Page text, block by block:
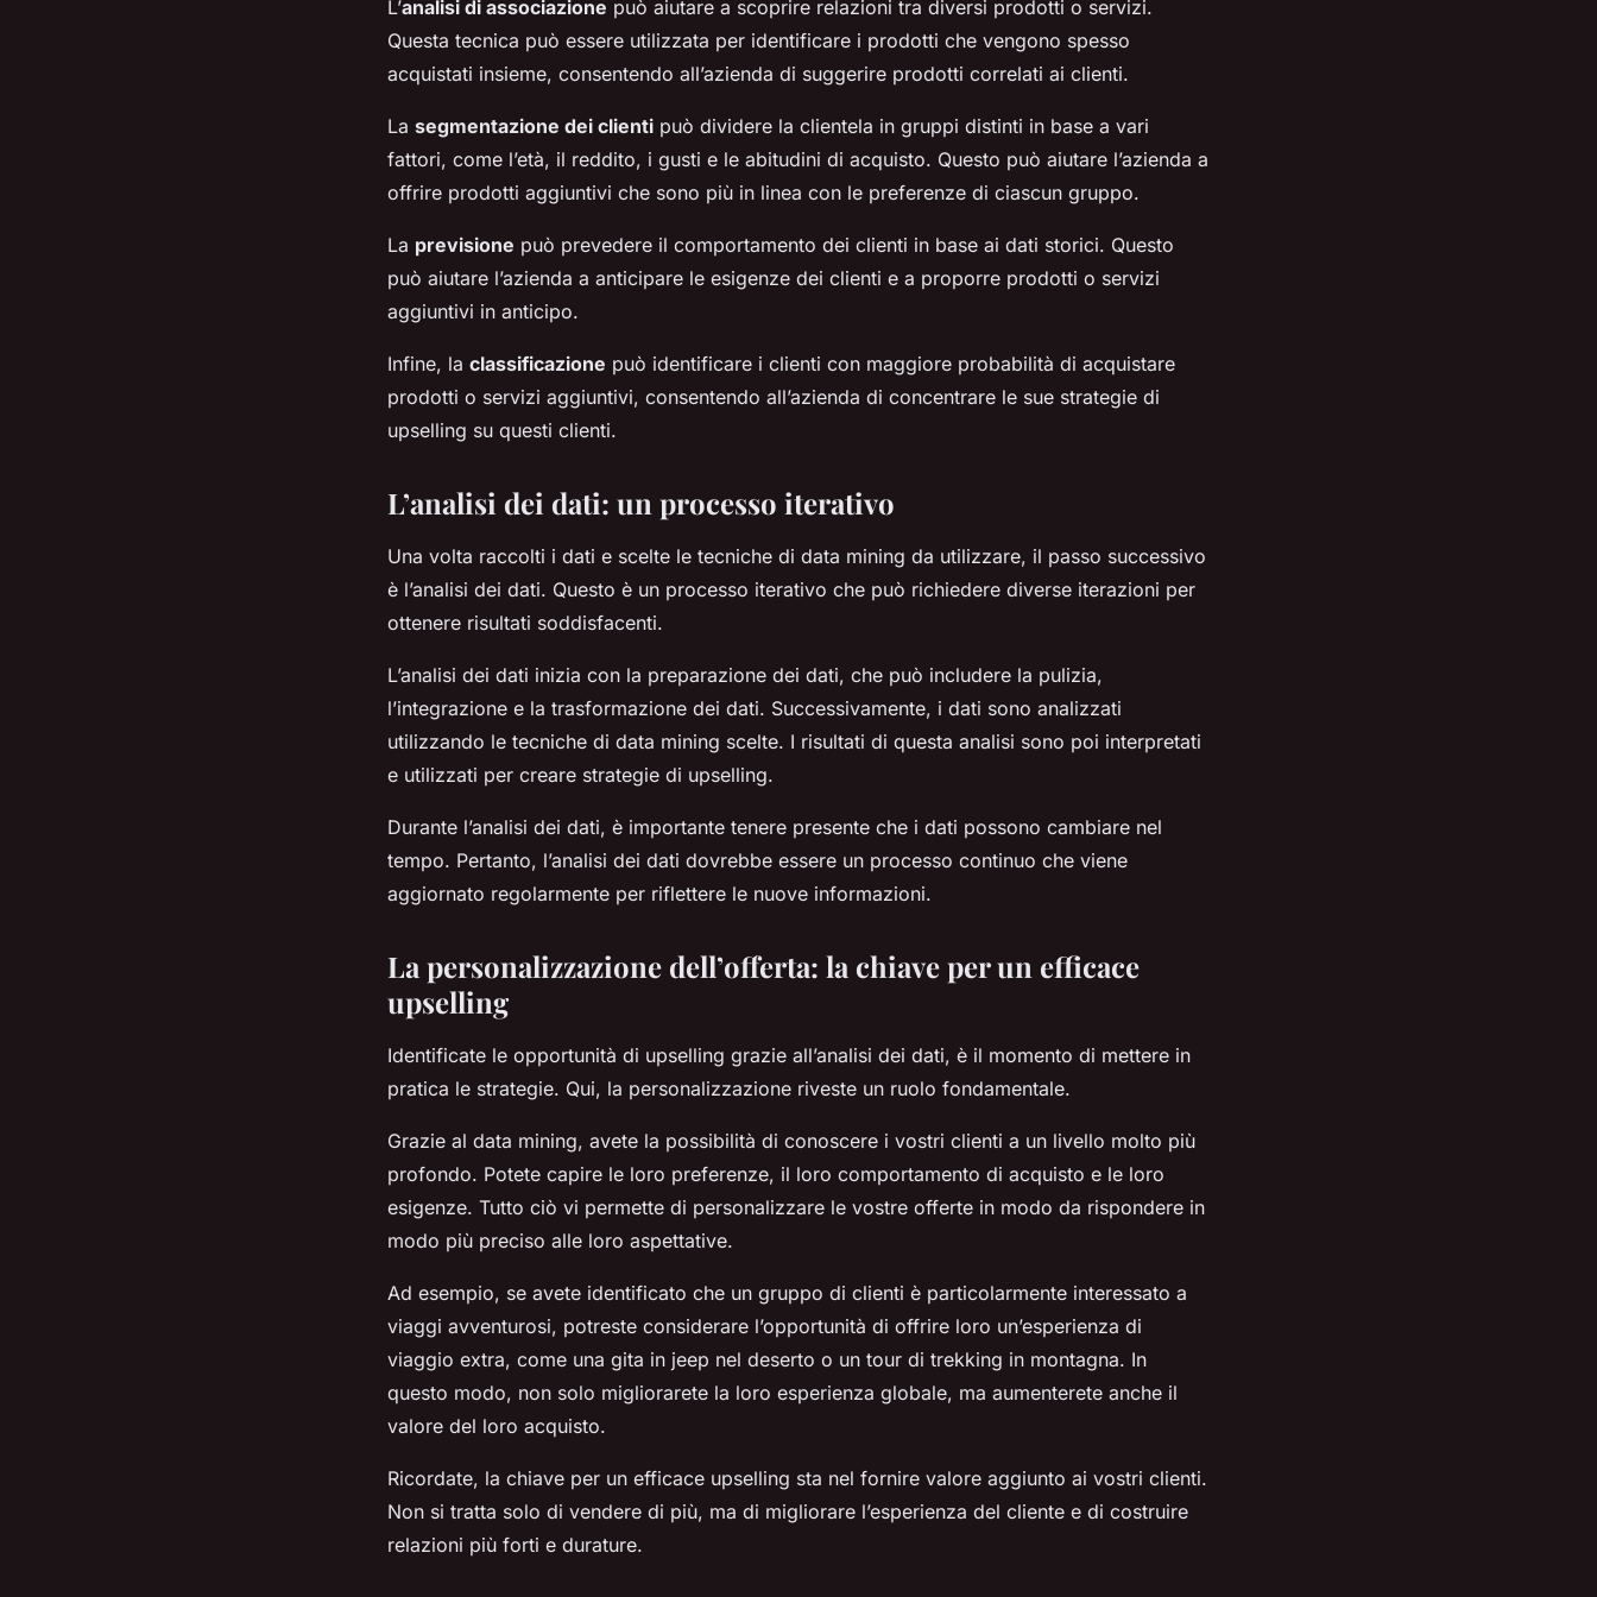
L’analisi di associazione può aiutare a scoprire relazioni tra diversi prodotti o servizi.
Questa tecnica può essere utilizzata per identificare i prodotti che vengono spesso
acquistati insieme, consentendo all’azienda di suggerire prodotti correlati ai clienti.
La segmentazione dei clienti può dividere la clientela in gruppi distinti in base a vari
fattori, come l’età, il reddito, i gusti e le abitudini di acquisto. Questo può aiutare l’azienda a
offrire prodotti aggiuntivi che sono più in linea con le preferenze di ciascun gruppo.
La previsione può prevedere il comportamento dei clienti in base ai dati storici. Questo
può aiutare l’azienda a anticipare le esigenze dei clienti e a proporre prodotti o servizi
aggiuntivi in anticipo.
Infine, la classificazione può identificare i clienti con maggiore probabilità di acquistare
prodotti o servizi aggiuntivi, consentendo all’azienda di concentrare le sue strategie di
upselling su questi clienti.
L’analisi dei dati: un processo iterativo
Una volta raccolti i dati e scelte le tecniche di data mining da utilizzare, il passo successivo
è l’analisi dei dati. Questo è un processo iterativo che può richiedere diverse iterazioni per
ottenere risultati soddisfacenti.
L’analisi dei dati inizia con la preparazione dei dati, che può includere la pulizia,
l’integrazione e la trasformazione dei dati. Successivamente, i dati sono analizzati
utilizzando le tecniche di data mining scelte. I risultati di questa analisi sono poi interpretati
e utilizzati per creare strategie di upselling.
Durante l’analisi dei dati, è importante tenere presente che i dati possono cambiare nel
tempo. Pertanto, l’analisi dei dati dovrebbe essere un processo continuo che viene
aggiornato regolarmente per riflettere le nuove informazioni.
La personalizzazione dell’offerta: la chiave per un efficace
upselling
Identificate le opportunità di upselling grazie all’analisi dei dati, è il momento di mettere in
pratica le strategie. Qui, la personalizzazione riveste un ruolo fondamentale.
Grazie al data mining, avete la possibilità di conoscere i vostri clienti a un livello molto più
profondo. Potete capire le loro preferenze, il loro comportamento di acquisto e le loro
esigenze. Tutto ciò vi permette di personalizzare le vostre offerte in modo da rispondere in
modo più preciso alle loro aspettative.
Ad esempio, se avete identificato che un gruppo di clienti è particolarmente interessato a
viaggi avventurosi, potreste considerare l’opportunità di offrire loro un’esperienza di
viaggio extra, come una gita in jeep nel deserto o un tour di trekking in montagna. In
questo modo, non solo migliorarete la loro esperienza globale, ma aumenterete anche il
valore del loro acquisto.
Ricordate, la chiave per un efficace upselling sta nel fornire valore aggiunto ai vostri clienti.
Non si tratta solo di vendere di più, ma di migliorare l’esperienza del cliente e di costruire
relazioni più forti e durature.